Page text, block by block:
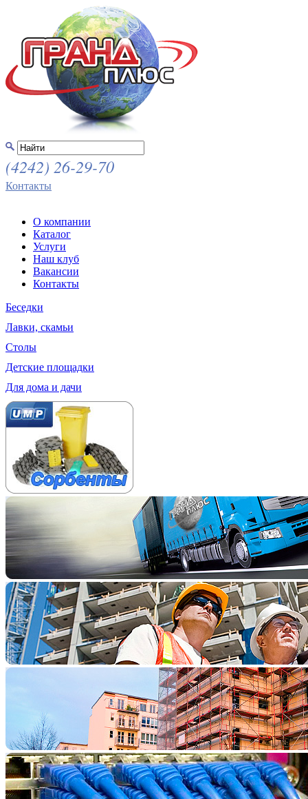
(4242) 26-29-70
Контакты
О компании
Каталог
Услуги
Наш клуб
Вакансии
Контакты
Беседки
Лавки, скамьи
Столы
Детские площадки
Для дома и дачи